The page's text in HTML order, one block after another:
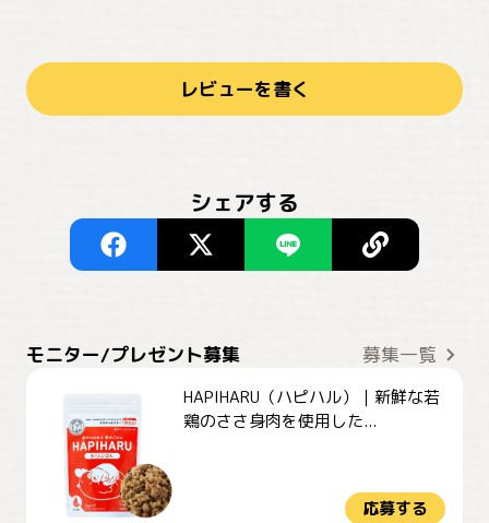
レビューを書く
シェアする
モニター/プレゼント募集 募集一覧
HAPIHARU（ハピハル）｜新鮮な若
鶏のささ身肉を使用した...
応募する